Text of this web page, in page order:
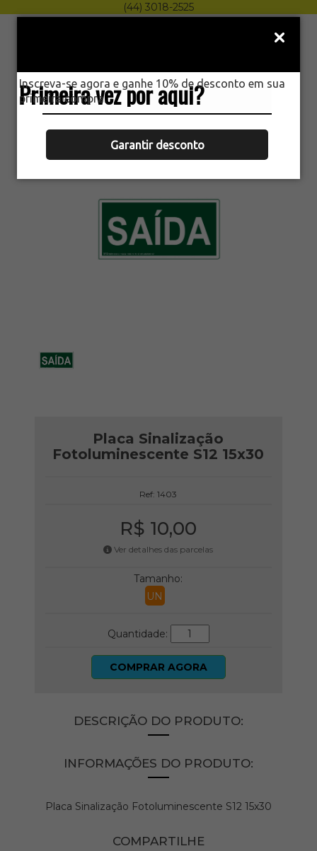
Primeira vez por aqui?
Inscreva-se agora e ganhe 10% de desconto em sua
primeira compra.
Garantir desconto
(44) 3018-2525
Menu
HOME
PLACA SINALIZAÇÃO
FOTOLUMINESCENTE S12 15X30
Placa Sinalização
Fotoluminescente S12 15x30
Ref: 1403
R$ 10,00
Ver detalhes das parcelas
Tamanho:
UN
Quantidade:
COMPRAR AGORA
DESCRIÇÃO DO PRODUTO:
INFORMAÇÕES DO PRODUTO:
Placa Sinalização Fotoluminescente S12 15x30
COMPARTILHE